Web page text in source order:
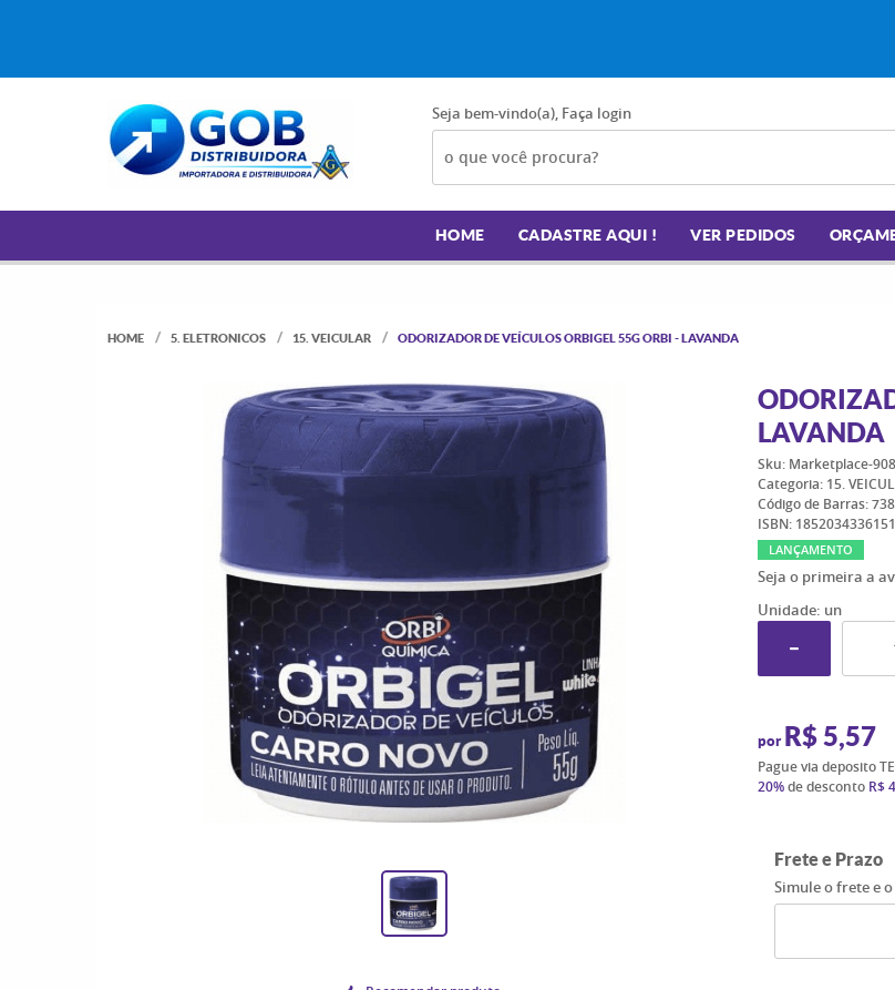
Seja bem-vindo(a), Faça login
HOME CADASTRE AQUI ! VER PEDIDOS
HOME 5. ELETRONICOS 15. VEICULAR ODORIZADOR DE VEÍCULOS ORBIGEL 55G ORBI - LAVANDA
LAVANDA
Sku: Marketplace-
Categoria: 15.
Código de Barras:
ISBN: 1852034336151
LANÇAMENTO
Seja o primeira a
Unidade: un
por R$ 5,57
Pague via deposito
20%de desconto R$
Frete e Prazo
Simule o frete e